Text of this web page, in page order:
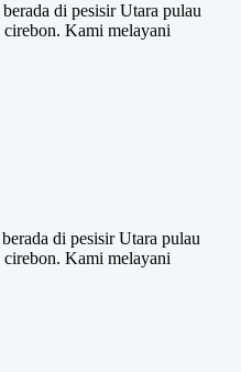
di pesisir Utara pulau
cirebon. Kami melayani
di pesisir Utara pulau
cirebon. Kami melayani